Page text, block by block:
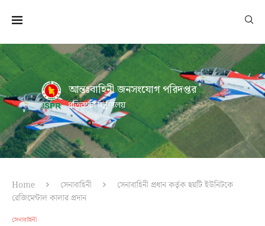
আন্তঃবাহিনী জনসংযোগ পরিদপ্তর
প্রতিরক্ষা মন্ত্রণালয়
Home সেনাবাহিনী
সেনাবাহিনী প্রধান কর্তৃক ছয়টি ইউনিটকে
রেজিমেন্টাল কালার প্রদান
সেনাবাহিনী